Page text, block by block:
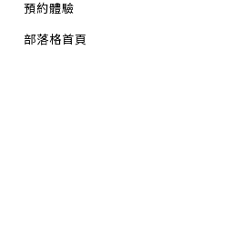
預約體驗
部落格首頁